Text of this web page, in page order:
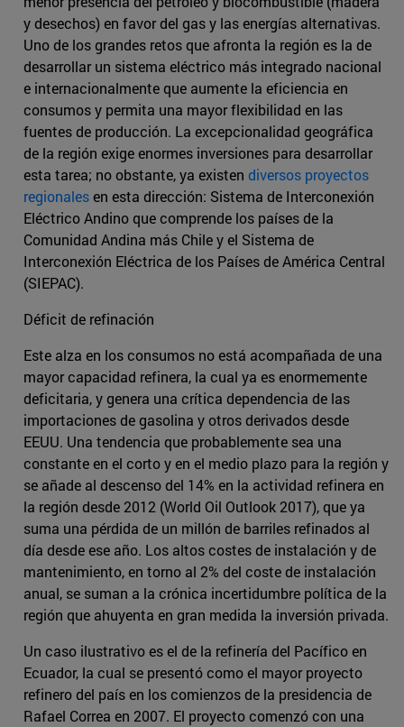
y desechos) en favor del gas y las energías alternativas.
Uno de los grandes retos que afronta la región es la de
desarrollar un sistema eléctrico más integrado nacional
e internacionalmente que aumente la eficiencia en
consumos y permita una mayor flexibilidad en las
fuentes de producción. La excepcionalidad geográfica
de la región exige enormes inversiones para desarrollar
esta tarea; no obstante, ya existen diversos proyectos
regionalesen esta dirección: Sistema de Interconexión
Eléctrico Andino que comprende los países de la
Comunidad Andina más Chile y el Sistema de
Interconexión Eléctrica de los Países de América Central
(SIEPAC).
Déficit de refinación
Este alza en los consumos no está acompañada de una
mayor capacidad refinera, la cual ya es enormemente
deficitaria, y genera una crítica dependencia de las
importaciones de gasolina y otros derivados desde
EEUU. Una tendencia que probablemente sea una
constante en el corto y en el medio plazo para la región y
se añade al descenso del 14% en la actividad refinera en
la región desde 2012 (World Oil Outlook 2017), que ya
suma una pérdida de un millón de barriles refinados al
día desde ese año. Los altos costes de instalación y de
mantenimiento, en torno al 2% del coste de instalación
anual, se suman a la crónica incertidumbre política de la
región que ahuyenta en gran medida la inversión privada.
Un caso ilustrativo es el de la refinería del Pacífico en
Ecuador, la cual se presentó como el mayor proyecto
refinero del país en los comienzos de la presidencia de
Rafael Correa en 2007. El proyecto comenzó con una